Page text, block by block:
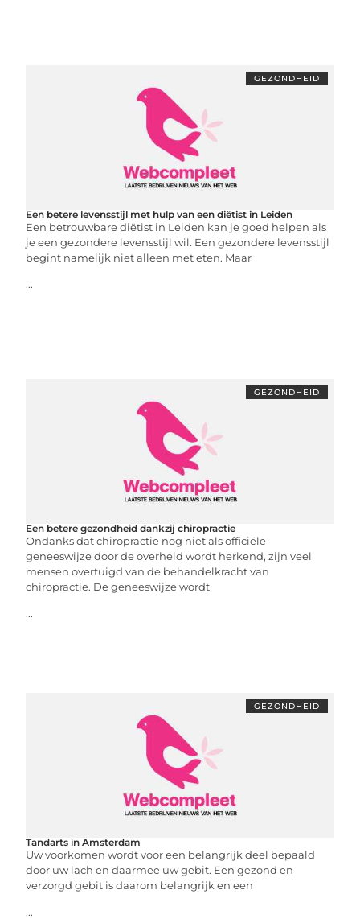
GEZONDHEID
Een betere levensstijl met hulp van een diëtist in Leiden
Een betrouwbare diëtist in Leiden kan je goed helpen als
je een gezondere levensstijl wil. Een gezondere levensstijl
begint namelijk niet alleen met eten. Maar
...
GEZONDHEID
Een betere gezondheid dankzij chiropractie
Ondanks dat chiropractie nog niet als officiële
geneeswijze door de overheid wordt herkend, zijn veel
mensen overtuigd van de behandelkracht van
chiropractie. De geneeswijze wordt
...
GEZONDHEID
Tandarts in Amsterdam
Uw voorkomen wordt voor een belangrijk deel bepaald
door uw lach en daarmee uw gebit. Een gezond en
verzorgd gebit is daarom belangrijk en een
...